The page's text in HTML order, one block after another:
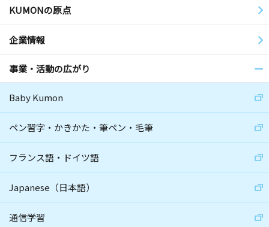
KUMONの原点
企業情報
事業・活動の広がり
Baby Kumon
ペン習字・かきかた・筆ペン・毛筆
フランス語・ドイツ語
Japanese（日本語）
通信学習